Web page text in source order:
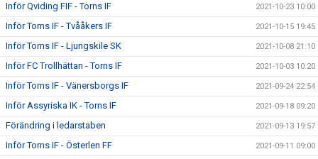
Inför Qviding FIF - Torns IF 2021-10-23 10:00
Inför Torns IF - Tvååkers IF 2021-10-15 19:45
Inför Torns IF - Ljungskile SK 2021-10-08 21:10
Inför FC Trollhättan - Torns IF 2021-10-03 10:20
Inför Torns IF - Vänersborgs IF 2021-09-24 22:54
Inför Assyriska IK - Torns IF 2021-09-18 09:20
Förändring i ledarstaben 2021-09-13 19:57
Inför Torns IF - Österlen FF 2021-09-11 09:00